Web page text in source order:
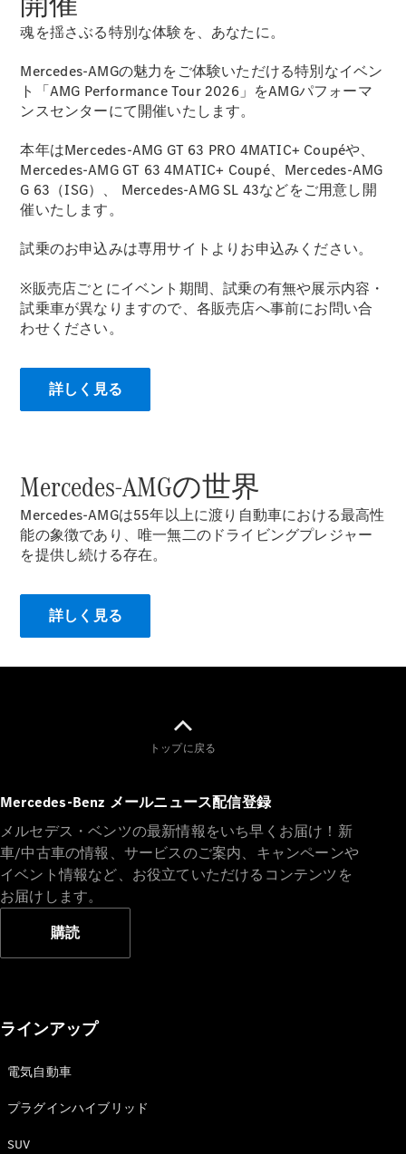
All Compact
A-Class
試乗リクエ
スト
オンライン
ショールー
ム
Coupé
All Coupé
Coupé
Mercedes-
AMG GT 4-
Door-Coupé
Mercedes-
Coupé
New
試乗リクエ
All
Cabriolet/Roadster
CLE
Cabriolet
Roadster
Mercedes-
試乗リクエ
魂を揺さぶる特別な体験を、あなたに。
Mercedes-AMGの魅力をご体験いただける特別なイベン
ト「AMG Performance Tour 2026」をAMGパフォーマ
ンスセンターにて開催いたします。
本年はMercedes-AMG GT 63 PRO 4MATIC+ Coupéや、
Mercedes-AMG GT 63 4MATIC+ Coupé、Mercedes-AMG
G 63（ISG）、 Mercedes-AMG SL 43などをご用意し開
催いたします。
試乗のお申込みは専用サイトよりお申込みください。
※販売店ごとにイベント期間、試乗の有無や展示内容・
試乗車が異なりますので、各販売店へ事前にお問い合
わせください。
詳しく見る
Mercedes-AMGの世界
Mercedes-AMGは55年以上に渡り自動車における最高性
能の象徴であり、唯一無二のドライビングプレジャー
を提供し続ける存在。
詳しく見る
トップに戻る
Mercedes-Benz メールニュース配信登録
メルセデス・ベンツの最新情報をいち早くお届け！新
車/中古車の情報、サービスのご案内、キャンペーンや
イベント情報など、お役立ていただけるコンテンツを
お届けします。
購読
ラインアップ
電気自動車
プラグインハイブリッド
SUV